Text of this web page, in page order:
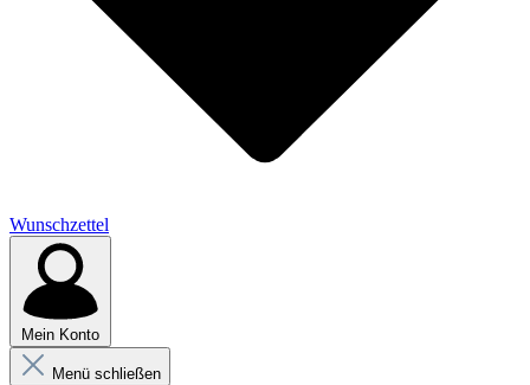
Wunschzettel
Mein Konto
Menü schließen